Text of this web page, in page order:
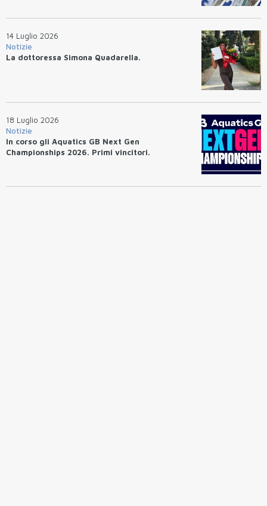
14 Luglio 2026
Notizie
La dottoressa Simona Quadarella.
18 Luglio 2026
Notizie
In corso gli Aquatics GB Next Gen
Championships 2026. Primi vincitori.